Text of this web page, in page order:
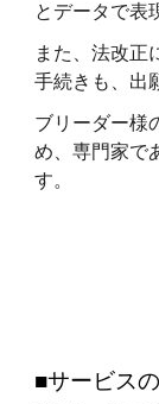
とデータで表
また、法改正
手続きも、出
ブリーダー様
め、専門家で
す。
■サービス